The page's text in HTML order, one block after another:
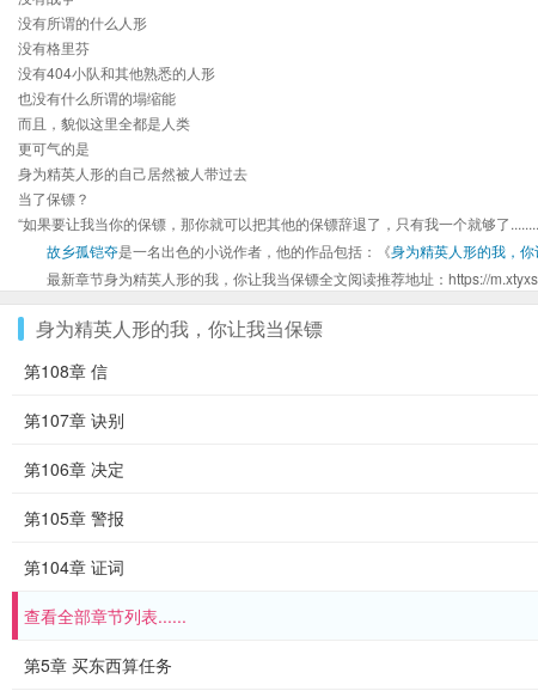
没有所谓的什么人形
没有格里芬
没有404小队和其他熟悉的人形
也没有什么所谓的塌缩能
而且，貌似这里全都是人类
更可气的是
身为精英人形的自己居然被人带过去
当了保镖？
“如果要让我当你的保镖，那你就可以把其他的保镖辞退了，只有我一个就够了
故乡孤铠夺是一名出色的小说作者，他的作品包括：《身为精英人形的我，
最新章节身为精英人形的我，你让我当保镖全文阅读推荐地址：https://
身为精英人形的我，你让我当保镖
第108章 信
第107章 诀别
第106章 决定
第105章 警报
第104章 证词
查看全部章节列表......
第5章 买东西算任务